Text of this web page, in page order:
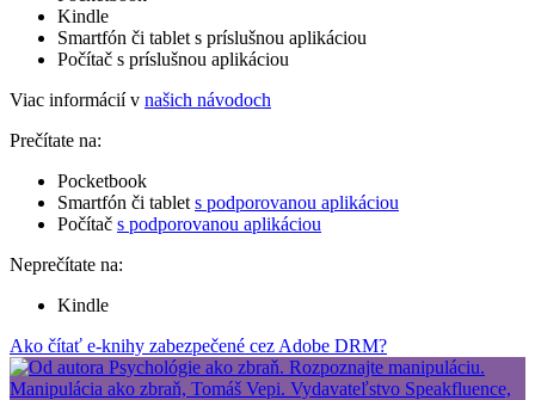
Kindle
Smartfón či tablet s príslušnou aplikáciou
Počítač s príslušnou aplikáciou
Viac informácií v našich návodoch
Prečítate na:
Pocketbook
Smartfón či tablet s podporovanou aplikáciou
Počítač s podporovanou aplikáciou
Neprečítate na:
Kindle
Ako čítať e-knihy zabezpečené cez Adobe DRM?